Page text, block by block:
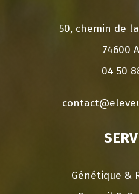
50, chemin de
74600
04 50
Génétique &